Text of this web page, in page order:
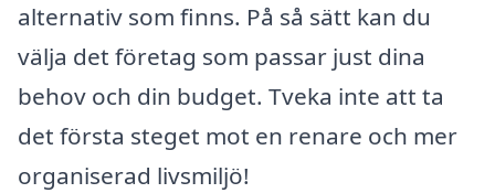
alternativ som finns. På så sätt kan du
välja det företag som passar just dina
behov och din budget. Tveka inte att ta
det första steget mot en renare och mer
organiserad livsmiljö!